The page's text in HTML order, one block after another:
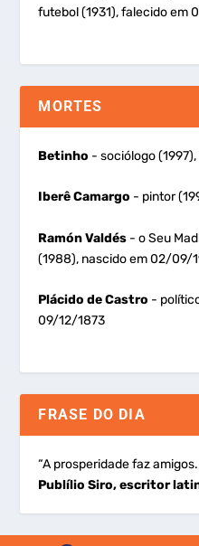
futebol (1931), falecido em
MORTES
Betinho - sociólogo
Iberê Camargo - pintor
Ramón Valdés - o Seu
(1988), nascido em 02/09/
Plácido de Castro -
09/12/1873
FRASE DO DIA
“A prosperidade faz
Publílio Siro, escritor